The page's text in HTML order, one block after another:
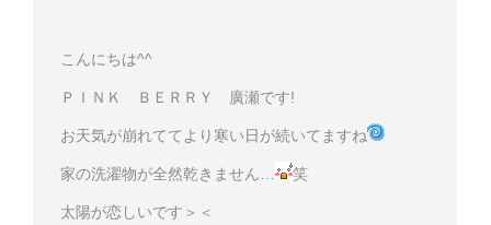
こんにちは^^
ＰＩＮＫ ＢＥＲＲＹ 廣瀬です!
お天気が崩れててより寒い日が続いてますね
家の洗濯物が全然乾きません… 笑
太陽が恋しいです＞＜